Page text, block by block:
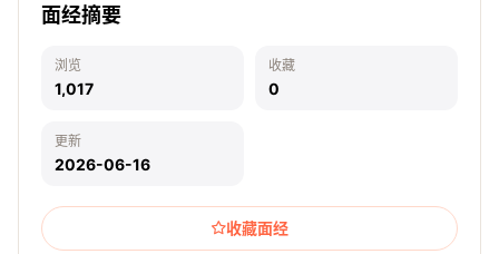
面经摘要
浏览
1,017
收藏
0
更新
2026-06-16
收藏面经